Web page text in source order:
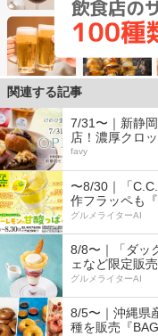
関連する記事
7/31〜｜新静
店！濃厚クロ
favy
〜8/30｜「
作フラッペも『
グルメライターAI
8/8〜｜「ダッ
ェなど限定販
グルメライターAI
8/5〜｜沖縄県
種を販売『